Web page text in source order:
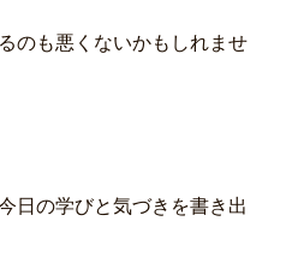
のも悪くないかもしれませ
日の学びと気づきを書き出